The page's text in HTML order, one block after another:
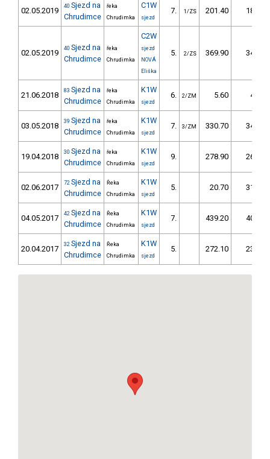
02.05.2019 40 Sjezd na
Chrudimce
řeka
Chrudimka
C1W
sjezd
7. 1/ZS 201.40 18,8
02.05.2019 40 Sjezd na
Chrudimce
řeka
Chrudimka
C2W
sjezd
NOVÁ
Eliška
5. 2/ZS 369.90 34,8
21.06.2018 83 Sjezd na
Chrudimce
řeka
Chrudimka
K1W
sjezd
6. 2/ZM 5.60 4,6
03.05.2018 39 Sjezd na
Chrudimce
řeka
Chrudimka
K1W
sjezd
7. 3/ZM 330.70 34,1
19.04.2018 30 Sjezd na
Chrudimce
řeka
Chrudimka
K1W
sjezd
9. 278.90 26,8
02.06.2017 72 Sjezd na
Chrudimce
Řeka
Chrudimka
K1W
sjezd
5. 20.70 31,7
04.05.2017 42 Sjezd na
Chrudimce
Řeka
Chrudimka
K1W
sjezd
7. 439.20 40,5
20.04.2017 32 Sjezd na
Chrudimce
Řeka
Chrudimka
K1W
sjezd
5. 272.10 23,7